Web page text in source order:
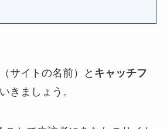
サイトの名前）と キャッチフ
きましょう。